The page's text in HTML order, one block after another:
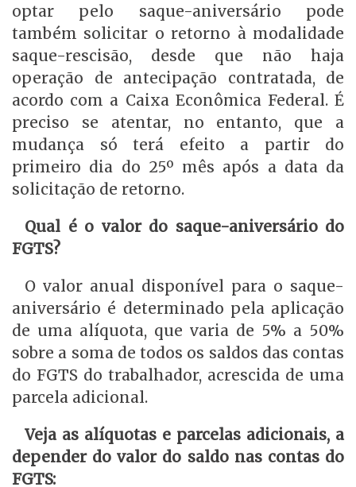
optar pelo saque-aniversário pode
também solicitar o retorno à modalidade
saque-rescisão, desde que não haja
operação de antecipação contratada, de
acordo com a Caixa Econômica Federal. É
preciso se atentar, no entanto, que a
mudança só terá efeito a partir do
primeiro dia do 25º mês após a data da
solicitação de retorno.
Qual é o valor do saque-aniversário do
FGTS?
O valor anual disponível para o saque-
aniversário é determinado pela aplicação
de uma alíquota, que varia de 5% a 50%
sobre a soma de todos os saldos das contas
do FGTS do trabalhador, acrescida de uma
parcela adicional.
Veja as alíquotas e parcelas adicionais, a
depender do valor do saldo nas contas do
FGTS: